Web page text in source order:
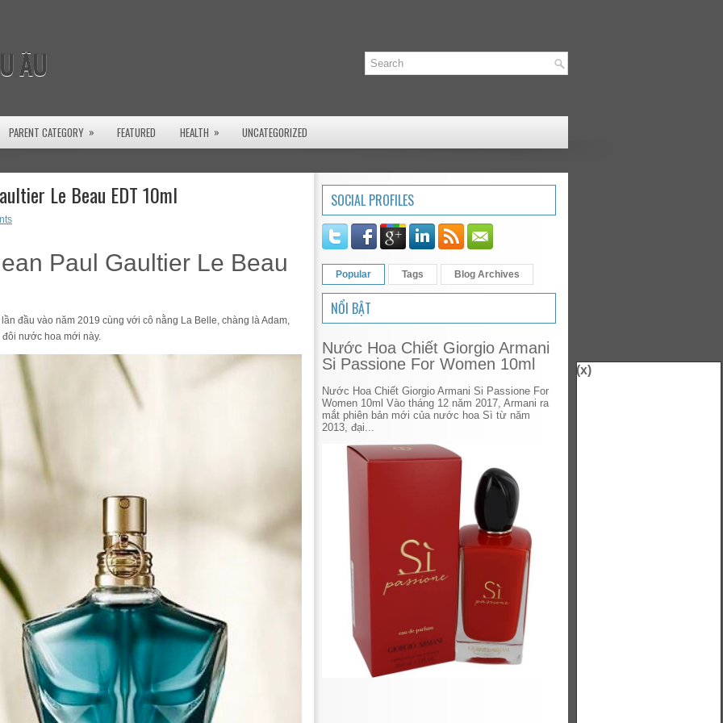
ÂU
PARENT CATEGORY » FEATURED HEALTH » UNCATEGORIZED
Le Beau EDT 10ml
Paul Gaultier Le Beau
đầu vào năm 2019 cùng với cô nằng La Belle, chàng là Adam,
nước hoa mới này.
SOCIAL PROFILES
Popular Tags Blog Archives
NỔI BẬT
Nước Hoa Chiết Giorgio Armani
Si Passione For Women 10ml
Nước Hoa Chiết Giorgio Armani Si Passione For
Women 10ml Vào tháng 12 năm 2017, Armani ra
mắt phiên bản mới của nước hoa Sì từ năm
2013, đại...
(x)